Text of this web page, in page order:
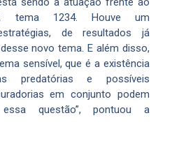
tema 1234. Houve um
de resultados já
novo tema. E além disso,
sensível, que é a existência
predatórias e possíveis
em conjunto podem
questão”, pontuou a